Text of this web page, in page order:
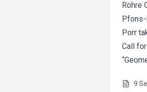
Röhre
Pfons-
Porr
Call
9